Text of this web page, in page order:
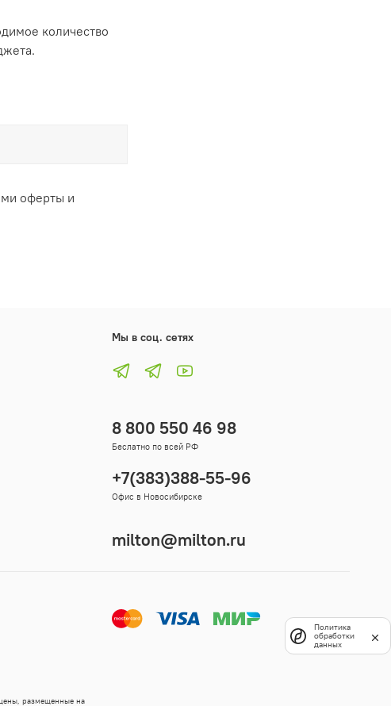
количество
оферты и
Мы в соц. сетях
8 800 550 46 98
Беслатно по всей РФ
+7(383)388-55-96
Офис в Новосибирске
milton@milton.ru
размещенные на
Политика
обработки
данных